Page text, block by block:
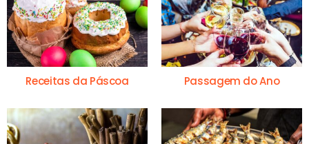
Receitas da Páscoa Passagem do Ano